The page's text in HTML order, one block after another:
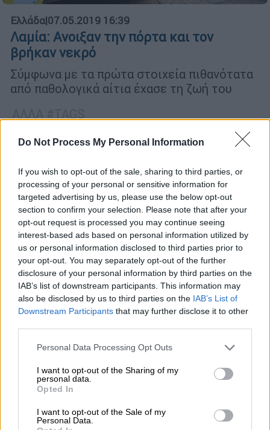
Do Not Process My Personal Information
If you wish to opt-out of the sale, sharing to third parties, or
processing of your personal or sensitive information for
targeted advertising by us, please use the below opt-out
section to confirm your selection. Please note that after your
opt-out request is processed you may continue seeing
interest-based ads based on personal information utilized by
us or personal information disclosed to third parties prior to
your opt-out. You may separately opt-out of the further
disclosure of your personal information by third parties on the
IAB’s list of downstream participants. This information may
also be disclosed by us to third parties on the IAB’s List of
Downstream Participants that may further disclose it to other
Please note that this website/app uses one or more Google
not limited to your visit or usage behaviour. You may click to
grant or deny consent to Google and its third-party tags to
use your data for below specified purposes in below Google
consent section.
Personal Data Processing Opt Outs
I want to opt-out of the Sharing of my
personal data.
Opted In
I want to opt-out of the Sale of my
Personal Data.
Ελλάδα|07.05.2019 16:39
Λαμία: Ανοιξαν την πόρτα και τον
βρήκαν νεκρό
Σύμφωνα με τα πρώτα στοιχεία πιθανότατα
από παθολογικά αίτια έχασε τη ζωή του
εκκένωση
νηπιαγωγείο